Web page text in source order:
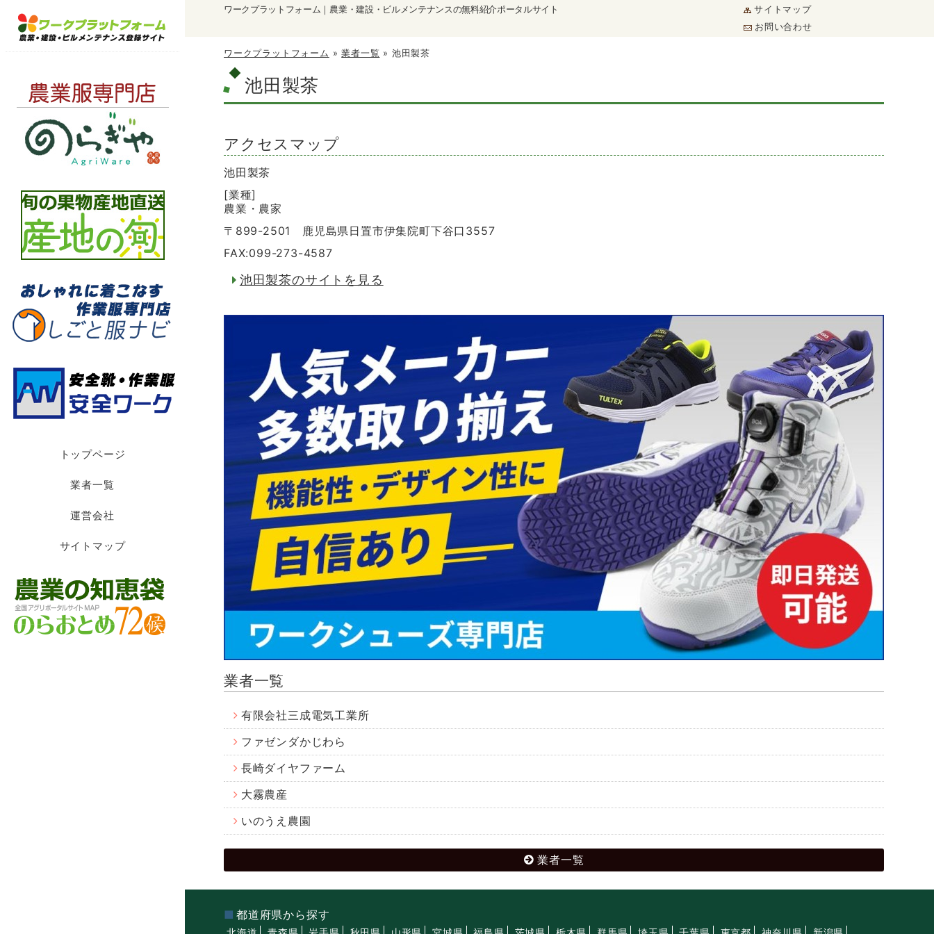
ワークプラットフォーム｜農業・建設・ビルメンテナンスの無料紹介ポータルサイト
サイトマップ
お問い合わせ
トップページ
業者一覧
運営会社
サイトマップ
ワークプラットフォーム »業者一覧 » 池田製茶
池田製茶
アクセスマップ
池田製茶
[業種]
農業・農家
〒899-2501 鹿児島県日置市伊集院町下谷口3557
FAX:099-273-4587
池田製茶のサイトを見る
業者一覧
有限会社三成電気工業所
ファゼンダかじわら
長崎ダイヤファーム
大霧農産
いのうえ農園
業者一覧
都道府県から探す